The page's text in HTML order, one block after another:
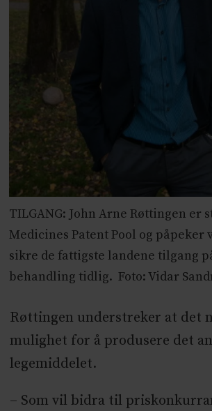
TILGANG: John Arne Røttingen er
Medicines Patent Pool og påpeker
sikre de fattigste landene tilgang
behandling tidlig. Foto: Vidar
Røttingen understreker at det
mulighet for å produsere det
legemiddelet.
– Som vil bidra til